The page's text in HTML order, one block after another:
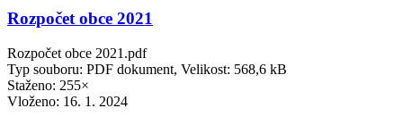
Rozpočet obce 2021
Rozpočet obce 2021.pdf
Typ souboru: PDF dokument, Velikost: 568,6 kB
Staženo: 255×
Vloženo: 16. 1. 2024